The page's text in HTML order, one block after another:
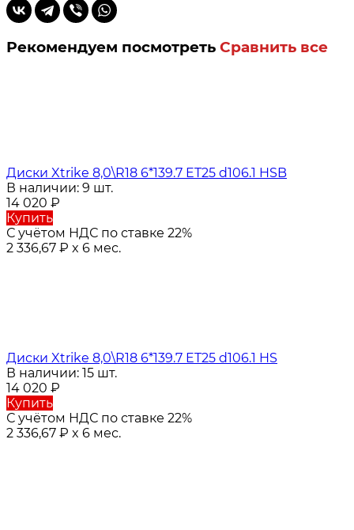
Рекомендуем посмотреть Сравнить все
Диски Xtrike 8,0\R18 6*139.7 ET25 d106.1 HSB
В наличии: 9 шт.
14 020 ₽
Купить
С учётом НДС по ставке 22%
2 336,67 ₽ x 6 мес.
Диски Xtrike 8,0\R18 6*139.7 ET25 d106.1 HS
В наличии: 15 шт.
14 020 ₽
Купить
С учётом НДС по ставке 22%
2 336,67 ₽ x 6 мес.